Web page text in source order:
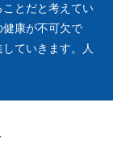
とだと考えてい
健康が不可欠で
ていきます。人